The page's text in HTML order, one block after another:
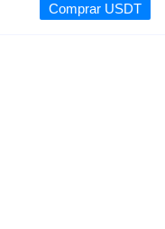
Comprar USDT